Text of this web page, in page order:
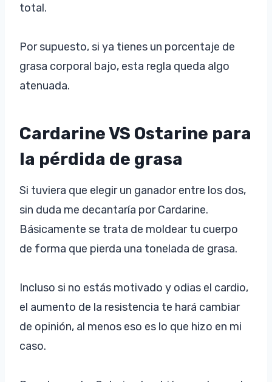
total.
Por supuesto, si ya tienes un porcentaje de
grasa corporal bajo, esta regla queda algo
atenuada.
Cardarine VS Ostarine para
la pérdida de grasa
Si tuviera que elegir un ganador entre los dos,
sin duda me decantaría por Cardarine.
Básicamente se trata de moldear tu cuerpo
de forma que pierda una tonelada de grasa.
Incluso si no estás motivado y odias el cardio,
el aumento de la resistencia te hará cambiar
de opinión, al menos eso es lo que hizo en mi
caso.